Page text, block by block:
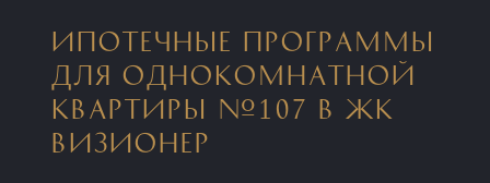
ИПОТЕЧНЫЕ ПРОГРАММЫ
ДЛЯ ОДНОКОМНАТНОЙ
КВАРТИРЫ №107 В ЖК
ВИЗИОНЕР